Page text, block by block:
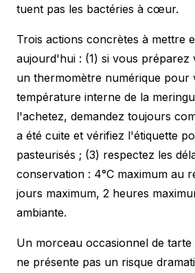
tuent pas les bactéries à cœur.
Trois actions concrètes à mettre
aujourd'hui : (1) si vous préparez
un thermomètre numérique pour
température interne de la
l'achetez, demandez toujours
a été cuite et vérifiez l'étiquette
pasteurisés ; (3) respectez les
conservation : 4°C maximum au
jours maximum, 2 heures
ambiante.
Un morceau occasionnel de
ne présente pas un risque